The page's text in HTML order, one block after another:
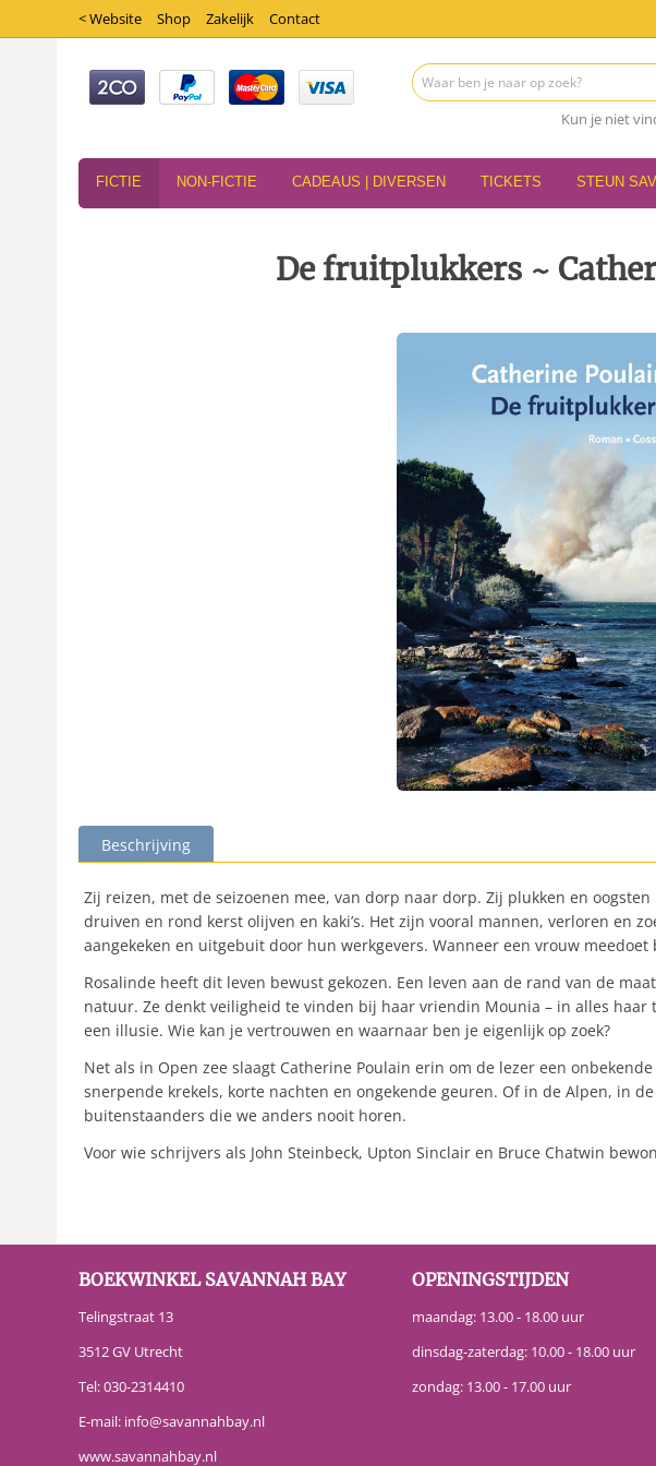
< Website Shop Zakelijk Contact
Kun je niet
FICTIE NON-FICTIE CADEAUS | DIVERSEN TICKETS STEUN
De fruitplukkers ~
Beschrijving
Zij reizen, met de seizoenen mee, van dorp naar dorp. Zij plukken en
druiven en rond kerst olijven en kaki’s. Het zijn vooral mannen, verloren en
aangekeken en uitgebuit door hun werkgevers. Wanneer een vrouw
Rosalinde heeft dit leven bewust gekozen. Een leven aan de rand van de
natuur. Ze denkt veiligheid te vinden bij haar vriendin Mounia – in alles
een illusie. Wie kan je vertrouwen en waarnaar ben je eigenlijk op zoek?
Net als in Open zee slaagt Catherine Poulain erin om de lezer een
snerpende krekels, korte nachten en ongekende geuren. Of in de Alpen, in
buitenstaanders die we anders nooit horen.
Voor wie schrijvers als John Steinbeck, Upton Sinclair en Bruce Chatwin
BOEKWINKEL SAVANNAH BAY
Telingstraat 13
3512 GV Utrecht
Tel:030-2314410
E-mail: info@savannahbay.nl
www.savannahbay.nl
OPENINGSTIJDEN
maandag: 13.00 - 18.00 uur
dinsdag-zaterdag: 10.00 - 18.00 uur
zondag: 13.00 - 17.00 uur